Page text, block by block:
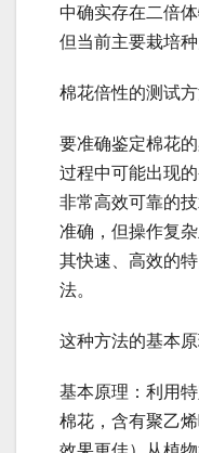
中确实存在二倍
但当前主要栽培
棉花倍性的测试
要准确鉴定棉花
过程中可能出现
非常高效可靠的
准确，但操作复
其快速、高效的
法。
这种方法的基本
基本原理：利用
棉花，含有聚乙